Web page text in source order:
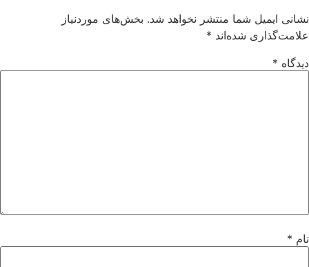
نشانی ایمیل شما منتشر نخواهد شد. بخش‌های موردنیاز
علامت‌گذاری شده‌اند *
دیدگاه *
نام *